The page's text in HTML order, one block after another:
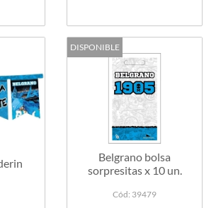
DISPONIBLE
Belgrano bolsa
sorpresitas x 10 un.
Cód: 39479